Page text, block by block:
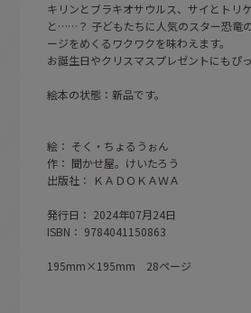
キリンとブラキオサウルス、サイとトリ
と……？ 子どもたちに人気のスター恐竜
ージをめくるワクワクを味わえます。
お誕生日やクリスマスプレゼントにもぴ
絵本の状態：新品です。
絵： そく・ちょるうぉん
作： 聞かせ屋。けいたろう
出版社： ＫＡＤＯＫＡＷＡ
発行日： 2024年07月24日
ISBN： 9784041150863
195mm×195mm 28ページ